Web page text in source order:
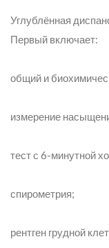
Углублённая
Первый включает:
общий и
измерение
тест с 6-минутной
спирометрия;
рентген грудной